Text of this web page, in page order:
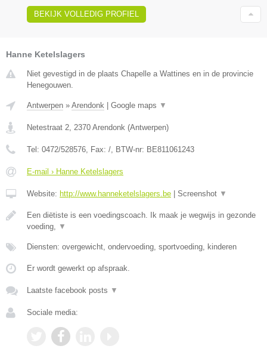
BEKIJK VOLLEDIG PROFIEL
Hanne Ketelslagers
Niet gevestigd in de plaats Chapelle a Wattines en in de provincie
Henegouwen.
Antwerpen » Arendonk | Google maps ▼
Netestraat 2 2370 Arendonk (Antwerpen)
Tel: 0472/528576 , Fax: / , BTW-nr: BE811061243
E-mail › Hanne Ketelslagers
Website: http://www.hanneketelslagers.be | Screenshot ▼
Een diëtiste is een voedingscoach. Ik maak je wegwijs in gezonde
voeding,
▼
Diensten: overgewicht, ondervoeding, sportvoeding, kinderen
Er wordt gewerkt op afspraak.
Laatste facebook posts ▼
Sociale media: